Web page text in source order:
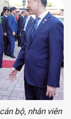
bộ, nhân viên